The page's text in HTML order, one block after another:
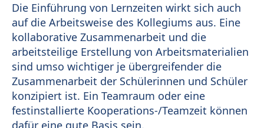
Die Einführung von Lernzeiten wirkt sich auch
auf die Arbeitsweise des Kollegiums aus. Eine
kollaborative Zusammenarbeit und die
arbeitsteilige Erstellung von Arbeitsmaterialien
sind umso wichtiger je übergreifender die
Zusammenarbeit der Schülerinnen und Schüler
konzipiert ist. Ein Teamraum oder eine
festinstallierte Kooperations-/Teamzeit können
dafür eine gute Basis sein.